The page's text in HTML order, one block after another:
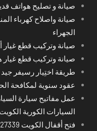
صيانة و تصليح هواتف
صيانة واصلاح كهرباء
الجهراء
صيانة وتركيب قطع غيار
صيانة وتركيب قطع غيار
طريقة اختِيار رسيفر
عقود سنوية لمكافحة
عمل مفاتيح سيارة
السيارات الكورية الكويت
فتح أقفال الكويت 52227339 قريب على موقعي